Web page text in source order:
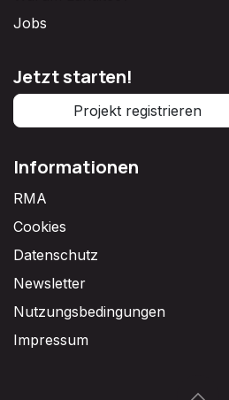
Jobs
Jetzt starten!
Projekt registrieren
Informationen
RMA
Cookies
Datenschutz
Newsletter
Nutzungsbedingungen
Impressum